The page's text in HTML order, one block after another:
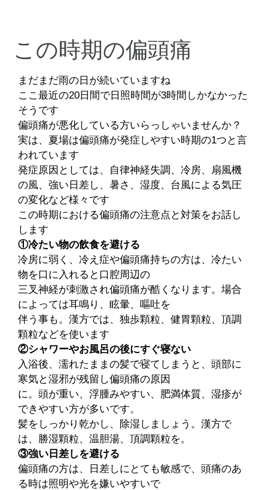
この時期の偏頭痛
まだまだ雨の日が続いていますね
ここ最近の20日間で日照時間が3時間しかなかった
そうです
偏頭痛が悪化している方いらっしゃいませんか？
実は、夏場は偏頭痛が発症しやすい時期の1つと言
われています
発症原因としては、自律神経失調、冷房、扇風機
の風、強い日差し、暑さ、湿度、台風による気圧
の変化など様々です
この時期における偏頭痛の注意点と対策をお話し
します
①冷たい物の飲食を避ける
冷房に弱く、冷え症や偏頭痛持ちの方は、冷たい
物を口に入れると口腔周辺の
三叉神経が刺激され偏頭痛が酷くなります。場合
によっては耳鳴り、眩暈、嘔吐を
伴う事も。漢方では、独歩顆粒、健胃顆粒、頂調
顆粒などを使います
②シャワーやお風呂の後にすぐ寝ない
入浴後、濡れたままの髪で寝てしまうと、頭部に
寒気と湿邪が残留し偏頭痛の原因
に。頭が重い、浮腫みやすい、肥満体質、湿疹が
できやすい方が多いです。
髪をしっかり乾かし、除湿しましょう。漢方で
は、勝湿顆粒、温胆湯、頂調顆粒を。
③強い日差しを避ける
偏頭痛の方は、日差しにとても敏感で、頭痛のあ
る時は照明や光を嫌いやすいで